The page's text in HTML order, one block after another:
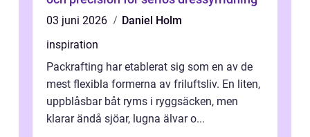
03 juni 2026
Daniel Holm
inspiration
Packrafting har etablerat sig som en av de
mest flexibla formerna av friluftsliv. En liten,
uppblåsbar båt ryms i ryggsäcken, men
klarar ändå sjöar, lugna älvar o...